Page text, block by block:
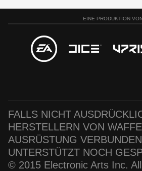
EINE PRODUKTION
FALLS NICHT
HERSTELLERN VON
AUSRÜSTUNG
UNTERSTÜTZT NOCH
© 2015 Electronic Arts Inc.